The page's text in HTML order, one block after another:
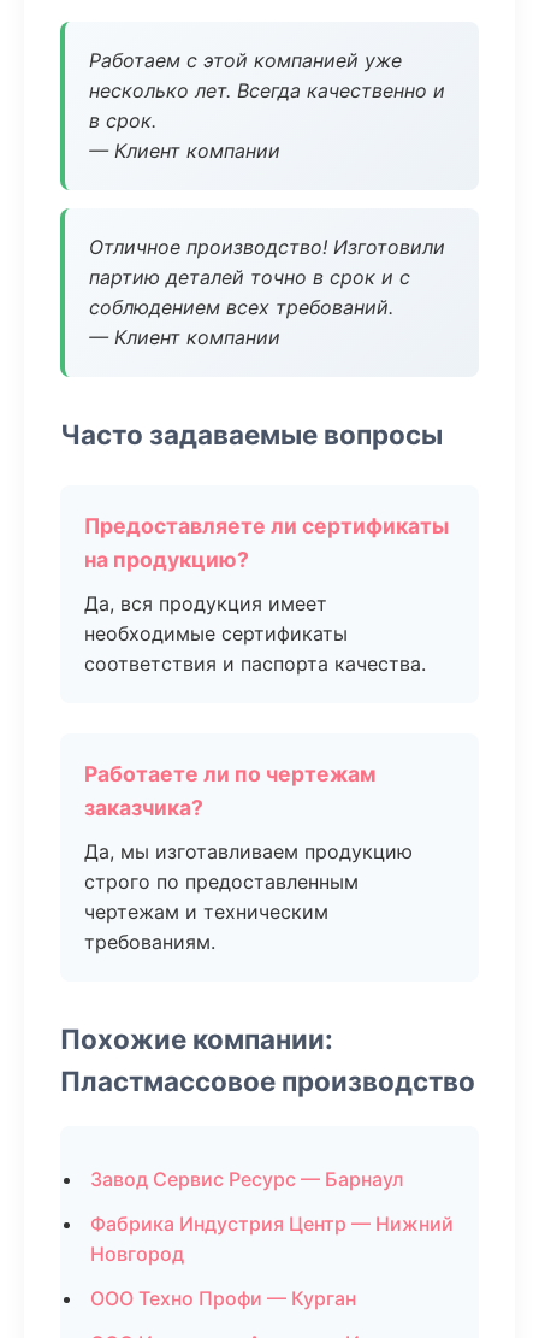
Работаем с этой компанией уже
несколько лет. Всегда качественно и
в срок.
— Клиент компании
Отличное производство! Изготовили
партию деталей точно в срок и с
соблюдением всех требований.
— Клиент компании
Часто задаваемые вопросы
Предоставляете ли сертификаты
на продукцию?
Да, вся продукция имеет
необходимые сертификаты
соответствия и паспорта качества.
Работаете ли по чертежам
заказчика?
Да, мы изготавливаем продукцию
строго по предоставленным
чертежам и техническим
требованиям.
Похожие компании:
Пластмассовое производство
Завод Сервис Ресурс — Барнаул
Фабрика Индустрия Центр — Нижний
Новгород
ООО Техно Профи — Курган